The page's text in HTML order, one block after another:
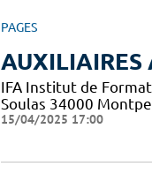
PAGES
AUXILIAIRES
IFA Institut de
Soulas 34000
15/04/2025 17:00